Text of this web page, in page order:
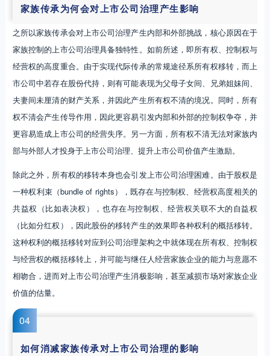
家族传承为何会对上市公司治理产生影响
之所以家族传承会对上市公司治理产生内部和外部挑战，核心原因在于
家族控制的上市公司治理具备独特性。如前所述，即所有权、控制权与
经营权的高度重合。由于实现代际传承的常规途径系所有权移转，而上
市公司中若存在股份代持，则有可能表现为父母子女间、兄弟姐妹间、
夫妻间未厘清的财产关系，并因此产生所有权不清的境况。同时，所有
权不清会产生传导作用，因此更容易引发内部和外部的控制权争夺，并
更容易造成上市公司的经营失序。另一方面，所有权不清无法对家族内
部与外部人才投身于上市公司治理、提升上市公司价值产生激励。
除此之外，所有权的移转本身也会引发上市公司治理困难。由于股权是
一种权利束（bundle of rights），既存在与控制权、经营权高度相关的
共益权（比如表决权），也存在与控制权、经营权关联不大的自益权
（比如分红权），因此股份的移转产生的效果即各种权利的概括移转。
这种权利的概括移转对应到公司治理架构之中就体现在所有权、控制权
与经营权的概括移转上，并可能与继任人经营家族企业的能力与意愿不
相吻合，进而对上市公司治理产生消极影响，甚至减损市场对家族企业
价值的估量。
04
如何消减家族传承对上市公司治理的影响